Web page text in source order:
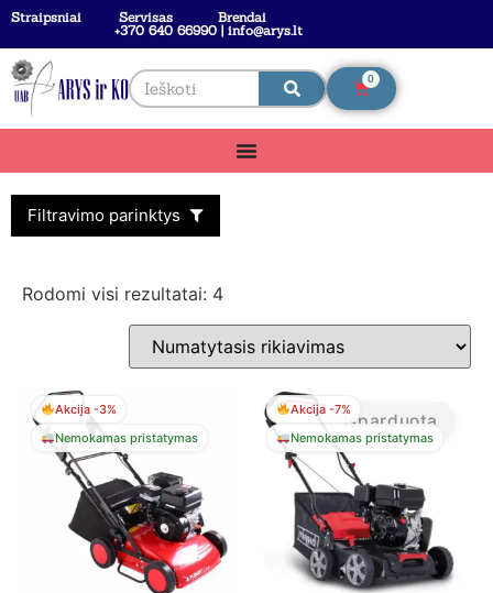
Straipsniai Servisas
Brendai
+370 640 66990 | info@arys.lt
0
Filtravimo parinktys
Rodomi visi rezultatai: 4
Akcija -3%
Nemokamas pristatymas
Akcija -7%
Nemokamas pristatymas
Išparduota